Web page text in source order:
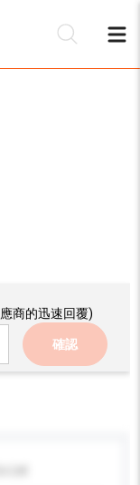
商的迅速回覆)
確認